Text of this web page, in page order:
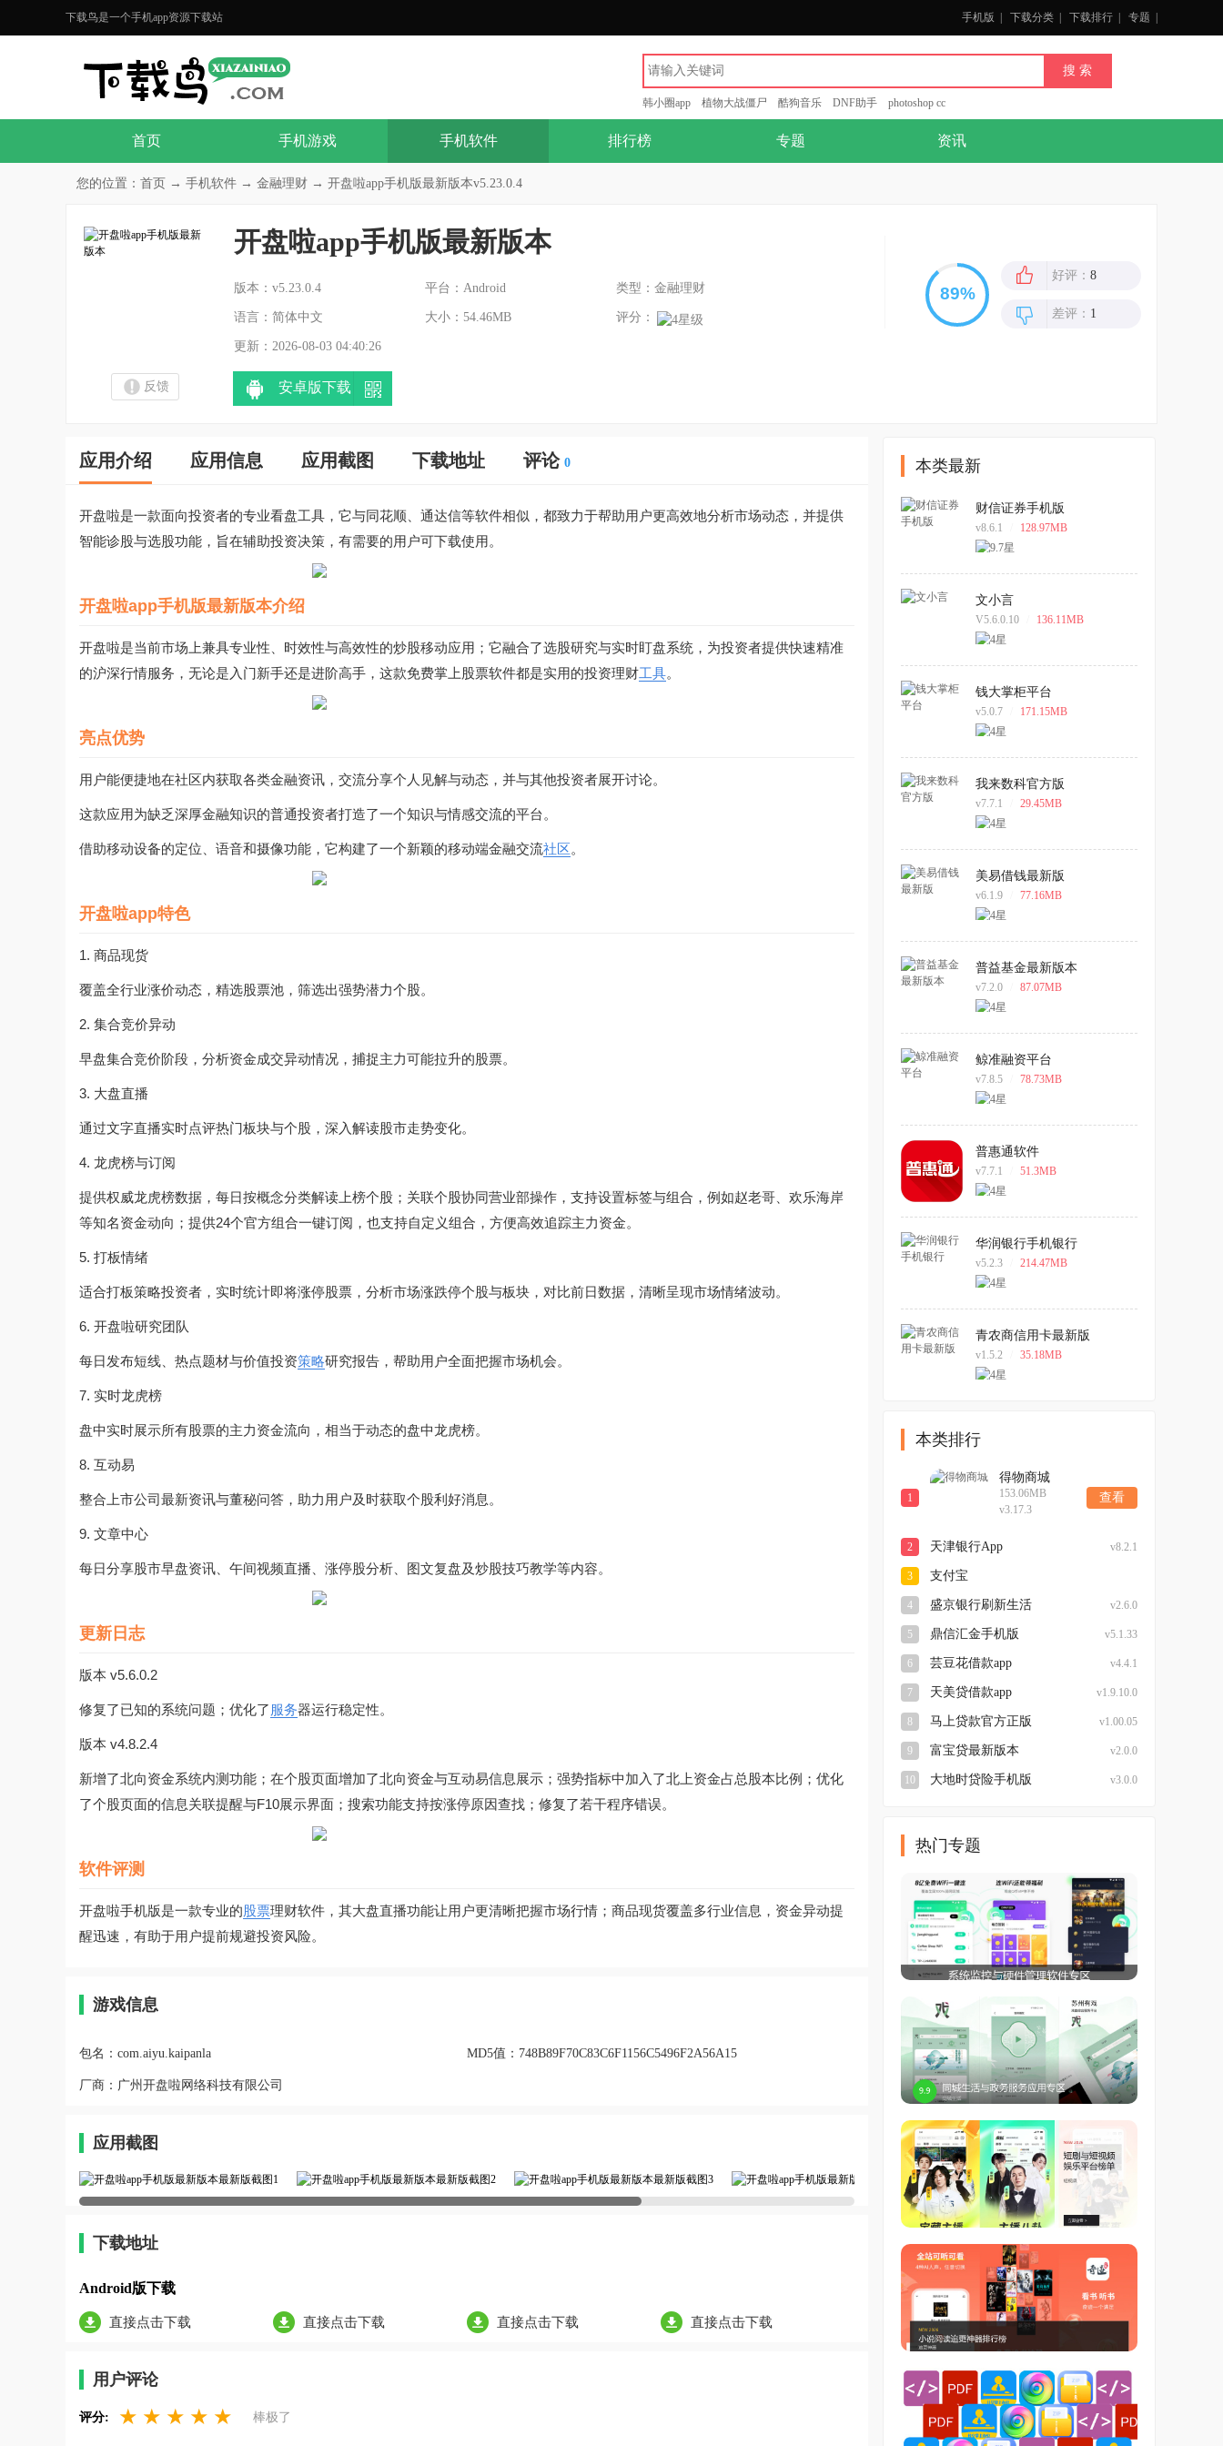
下载鸟是一个手机app资源下载站 手机版 下载分类 下载排行 专题
韩小圈app 植物大战僵尸 酷狗音乐 DNF助手 photoshop cc
首页 手机游戏 手机软件 排行榜 专题 资讯
您的位置： 首页 → 手机软件 → 金融理财 → 开盘啦app手机版最新版本v5.23.0.4
开盘啦app手机版最新版本
版本：v5.23.0.4 平台：Android 类型：金融理财
语言：简体中文 大小：54.46MB 评分：
更新：2026-08-03 04:40:26
反馈 安卓版下载
好评： 8
差评： 1
应用介绍 应用信息 应用截图 下载地址 评论 0
开盘啦是一款面向投资者的专业看盘工具，它与同花顺、通达信等软件相似，都致力于帮助用户更高效地分析市场动态，并提供
智能诊股与选股功能，旨在辅助投资决策，有需要的用户可下载使用。
开盘啦app手机版最新版本介绍
开盘啦是当前市场上兼具专业性、时效性与高效性的炒股移动应用；它融合了选股研究与实时盯盘系统，为投资者提供快速精准
的沪深行情服务，无论是入门新手还是进阶高手，这款免费掌上股票软件都是实用的投资理财工具。
亮点优势
用户能便捷地在社区内获取各类金融资讯，交流分享个人见解与动态，并与其他投资者展开讨论。
这款应用为缺乏深厚金融知识的普通投资者打造了一个知识与情感交流的平台。
借助移动设备的定位、语音和摄像功能，它构建了一个新颖的移动端金融交流社区。
开盘啦app特色
1. 商品现货
覆盖全行业涨价动态，精选股票池，筛选出强势潜力个股。
2. 集合竞价异动
早盘集合竞价阶段，分析资金成交异动情况，捕捉主力可能拉升的股票。
3. 大盘直播
通过文字直播实时点评热门板块与个股，深入解读股市走势变化。
4. 龙虎榜与订阅
提供权威龙虎榜数据，每日按概念分类解读上榜个股；关联个股协同营业部操作，支持设置标签与组合，例如赵老哥、欢乐海岸
等知名资金动向；提供24个官方组合一键订阅，也支持自定义组合，方便高效追踪主力资金。
5. 打板情绪
适合打板策略投资者，实时统计即将涨停股票，分析市场涨跌停个股与板块，对比前日数据，清晰呈现市场情绪波动。
6. 开盘啦研究团队
每日发布短线、热点题材与价值投资策略研究报告，帮助用户全面把握市场机会。
7. 实时龙虎榜
盘中实时展示所有股票的主力资金流向，相当于动态的盘中龙虎榜。
8. 互动易
整合上市公司最新资讯与董秘问答，助力用户及时获取个股利好消息。
9. 文章中心
每日分享股市早盘资讯、午间视频直播、涨停股分析、图文复盘及炒股技巧教学等内容。
更新日志
版本 v5.6.0.2
修复了已知的系统问题；优化了 服务器运行稳定性。
版本 v4.8.2.4
新增了北向资金系统内测功能；在个股页面增加了北向资金与互动易信息展示；强势指标中加入了北上资金占总股本比例；优化
了个股页面的信息关联提醒与F10展示界面；搜索功能支持按涨停原因查找；修复了若干程序错误。
软件评测
开盘啦手机版是一款专业的股票理财软件，其大盘直播功能让用户更清晰把握市场行情；商品现货覆盖多行业信息，资金异动提
醒迅速，有助于用户提前规避投资风险。
游戏信息
包名： com.aiyu.kaipanla MD5值： 748B89F70C83C6F1156C5496F2A56A15
厂商： 广州开盘啦网络科技有限公司
应用截图
下载地址
Android版下载
直接点击下载 直接点击下载 直接点击下载 直接点击下载
用户评论
评分: ★ ★ ★ ★ ★ 棒极了
本类最新
财信证券手机版
v8.6.1 128.97MB
文小言
V5.6.0.10 136.11MB
钱大掌柜平台
v5.0.7 171.15MB
我来数科官方版
v7.7.1 29.45MB
美易借钱最新版
v6.1.9 77.16MB
普益基金最新版本
v7.2.0 87.07MB
鲸准融资平台
v7.8.5 78.73MB
普惠通软件
v7.7.1 51.3MB
华润银行手机银行
v5.2.3 214.47MB
青农商信用卡最新版
v1.5.2 35.18MB
本类排行
1
得物商城
153.06MB
v3.17.3
查看
2 天津银行App v8.2.1
3 支付宝
4
盛京银行刷新生活 v2.6.0
5 鼎信汇金手机版 v5.1.33
6 芸豆花借款app v4.4.1
7 天美贷借款app v1.9.10.0
8 马上贷款官方正版 v1.00.05
9 富宝贷最新版本 v2.0.0
10 大地时贷险手机版 v3.0.0
热门专题